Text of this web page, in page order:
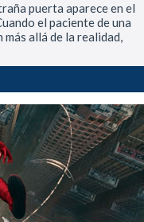
puerta aparece en el
el paciente de una
allá de la realidad,